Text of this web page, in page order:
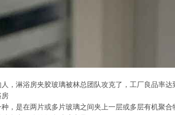
，淋浴房夹胶玻璃被林总团队攻克了，工厂良品率
房
，是在两片或多片玻璃之间夹上一层或多层有机聚